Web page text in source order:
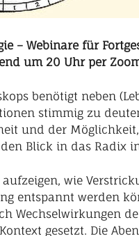
– Webinare für
um 20 Uhr per
benötigt neben
stimmig zu
und der
Blick in das Radix
aufzeigen, wie
entspannt werden
Wechselwirkungen
gesetzt. Die